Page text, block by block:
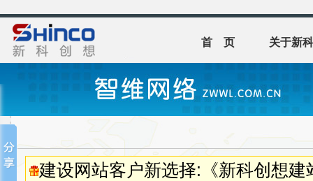
首 页 关于新
建设网站客户新选择:《新科创想